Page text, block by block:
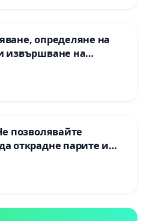
определяне на
извършване на
на
между пътен възел АМ
- с. Мирово - к.к.
позволявайте
открадне парите и